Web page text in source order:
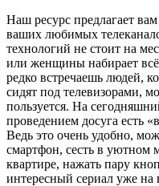
Наш ресурс предлагает
ваших любимых
технологий не стоит на
или женщины набирает
редко встречаешь людей,
сидят под телевизорами,
пользуется. На
проведением досуга есть
Ведь это очень удобно,
смартфон, сесть в уютном
квартире, нажать пару
интересный сериал уже на